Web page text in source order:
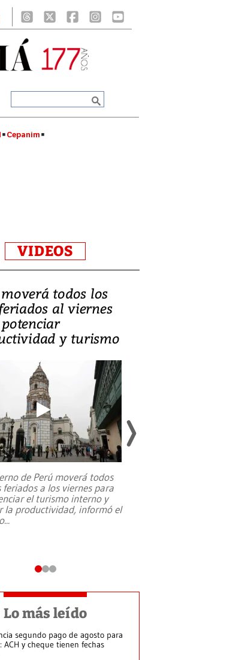
Cepanim
VIDEOS
todos los
al viernes
y turismo
de Perú moverá todos
feriados a los viernes para
el turismo interno y
la productividad, informó el
...
Lo más leído
segundo pago de agosto para
ACH y cheque tienen fechas